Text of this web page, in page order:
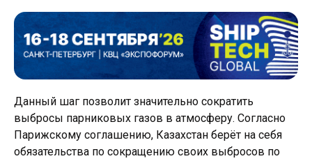
Данный шаг позволит значительно сократить
выбросы парниковых газов в атмосферу. Согласно
Парижскому соглашению, Казахстан берёт на себя
обязательства по сокращению своих выбросов по